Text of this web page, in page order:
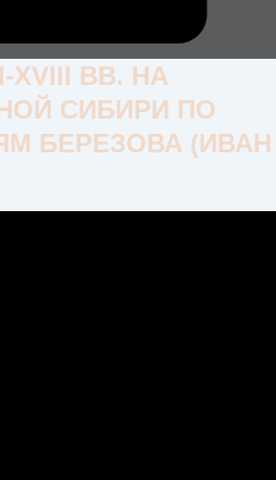
ВВ. НА
СИБИРИ ПО
БЕРЕЗОВА (ИВАН